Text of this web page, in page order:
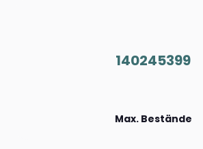
140245399
Max. Bestände